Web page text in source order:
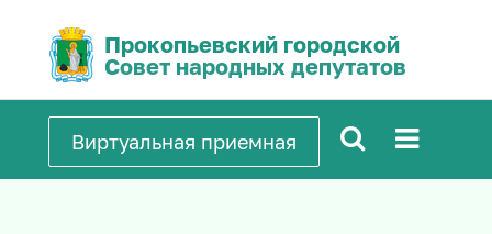
Прокопьевский городской
Совет народных депутатов
Виртуальная приемная